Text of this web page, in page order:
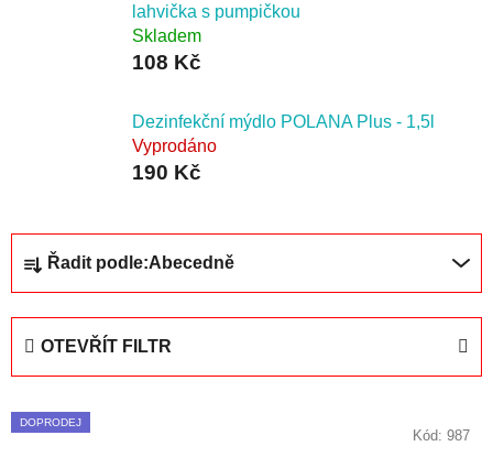
lahvička s pumpičkou
Skladem
108 Kč
Dezinfekční mýdlo POLANA Plus - 1,5l
Vyprodáno
190 Kč
n
p
Řadit podle:Abecedně
OTEVŘÍT FILTR
V
ý
DOPRODEJ
Kód: 987